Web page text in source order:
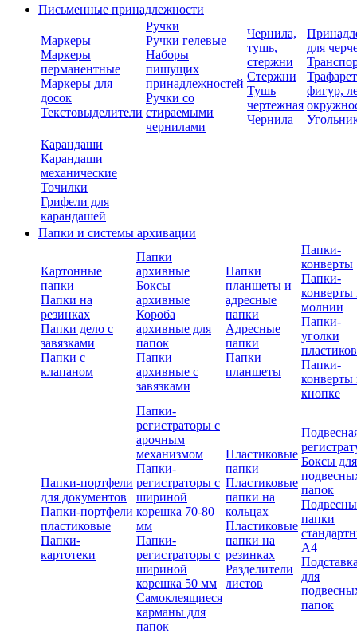
Письменные принадлежности
Маркеры
Маркеры
перманентные
Маркеры для
досок
Текстовыделители
Ручки
Ручки гелевые
Наборы
пишущих
принадлежностей
Ручки со
стираемыми
чернилами
Чернила,
тушь,
стержни
Стержни
Тушь
чертежная
Чернила
для
фигур,
Карандаши
Карандаши
механические
Точилки
Грифели для
карандашей
Папки и системы архивации
Картонные
папки
Папки на
резинках
Папки дело с
завязками
Папки с
клапаном
Папки
архивные
Боксы
архивные
Короба
архивные для
папок
Папки
архивные с
завязками
Папки
планшеты и
адресные
папки
Адресные
папки
Папки
планшеты
Папки-
конверты
Папки-
конверты
молнии
Папки-
уголки
Папки-
конверты
кнопке
Папки-портфели
для документов
Папки-портфели
пластиковые
Папки-
картотеки
Папки-
регистраторы с
арочным
механизмом
Папки-
регистраторы с
шириной
корешка 70-80
мм
Папки-
регистраторы с
шириной
корешка 50 мм
Самоклеящиеся
карманы для
папок
Пластиковые
папки
Пластиковые
папки на
кольцах
Пластиковые
папки на
резинках
Разделители
листов
Боксы для
папок
папки
А4
для
папок